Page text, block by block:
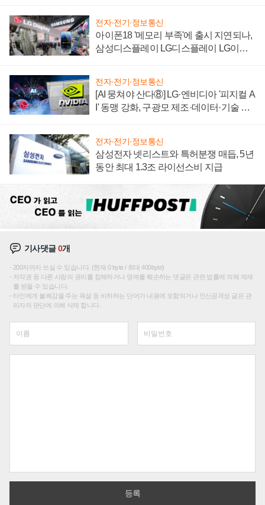
전자·전기·정보통신
아이폰18 '메모리 부족'에 출시 지연되나,
삼성디스플레이 LG디스플레이 LG이노
전자·전기·정보통신
[AI 뭉쳐야 산다⑧] LG·엔비디아 '피지컬 A
I' 동맹 강화, 구광모 제조·데이터·기술 결
전자·전기·정보통신
삼성전자 넷리스트와 특허분쟁 매듭, 5년
동안 최대 1.3조 라이선스비 지급
기사댓글0개
200자까지 쓰실 수 있습니다. (현재 0 byte / 최대 400byte)
저작권 등 다른 사람의 권리를 침해하거나 명예를 훼손하는 댓글은 관련 법률에 의해 제재
를 받을 수 있습니다.
타인에게 불쾌감을 주는 욕설 등 비하하는 단어가 내용에 포함되거나 인신공격성 글은 관
리자의 판단에 의해 삭제 합니다.